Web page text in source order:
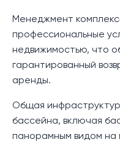
Менеджмент
профессиональные
недвижимостью, что
гарантированный
аренды.
Общая
бассейна, включая
панорамным видом на